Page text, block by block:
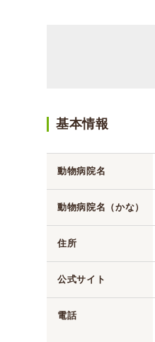
基本情報
動物病院名
動物病院名（かな）
住所
公式サイト
電話